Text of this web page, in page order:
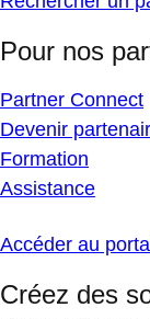
Pour nos
Partner Connect
Devenir
Formation
Assistance
Accéder au
Créez des